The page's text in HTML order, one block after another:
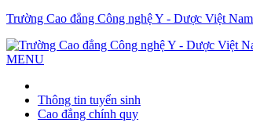
Trường Cao đẳng Công nghệ Y - Dược Việt Nam
MENU
Thông tin tuyển sinh
Cao đẳng chính quy